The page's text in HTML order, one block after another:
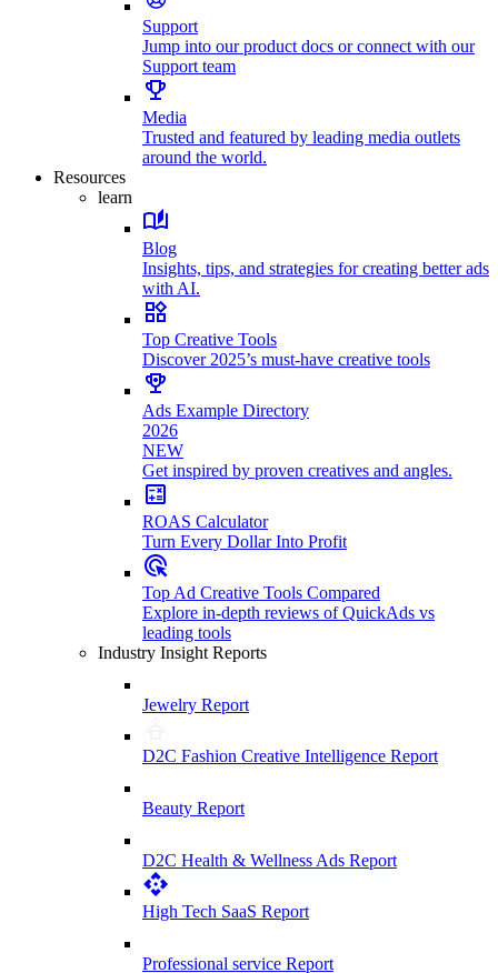
Support
Jump into our product docs or connect with our
Support team
Media
Trusted and featured by leading media outlets
around the world.
Resources
learn
Blog
Insights, tips, and strategies for creating better ads
with AI.
Top Creative Tools
Discover 2025’s must-have creative tools
Ads Example Directory
2026
NEW
Get inspired by proven creatives and angles.
ROAS Calculator
Turn Every Dollar Into Profit
Top Ad Creative Tools Compared
Explore in-depth reviews of QuickAds vs
leading tools
Industry Insight Reports
Jewelry Report
D2C Fashion Creative Intelligence Report
Beauty Report
D2C Health & Wellness Ads Report
High Tech SaaS Report
Professional service Report